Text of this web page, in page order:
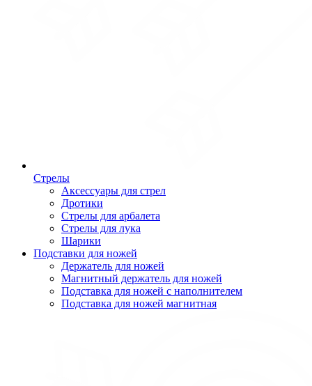
Стрелы
Аксессуары для стрел
Дротики
Стрелы для арбалета
Стрелы для лука
Шарики
Подставки для ножей
Держатель для ножей
Магнитный держатель для ножей
Подставка для ножей с наполнителем
Подставка для ножей магнитная